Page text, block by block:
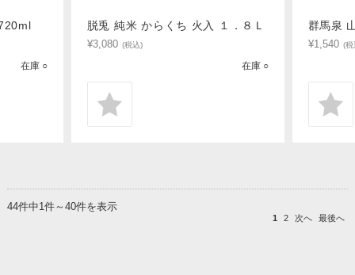
在庫 ○
脱兎 純米 からくち 火入 １．８Ｌ
¥3,080 (税込)
在庫 ○
群馬泉
¥1,540 (税
44件中1件～40件を表示
1 2 次へ 最後へ